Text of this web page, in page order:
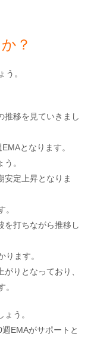
？
。
推移を見ていきまし
となります。
。
安定上昇となりま
を打ちながら推移し
ます。
りとなっており、
う。
EMAがサポートと